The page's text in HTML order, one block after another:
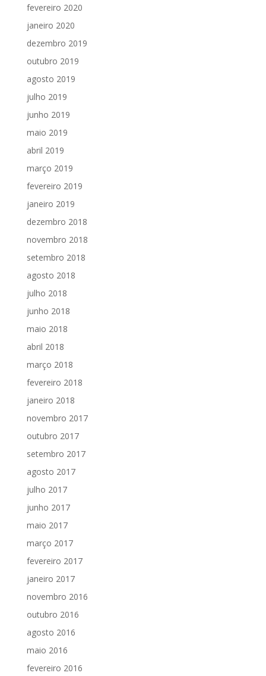
fevereiro 2020
janeiro 2020
dezembro 2019
outubro 2019
agosto 2019
julho 2019
junho 2019
maio 2019
abril 2019
março 2019
fevereiro 2019
janeiro 2019
dezembro 2018
novembro 2018
setembro 2018
agosto 2018
julho 2018
junho 2018
maio 2018
abril 2018
março 2018
fevereiro 2018
janeiro 2018
novembro 2017
outubro 2017
setembro 2017
agosto 2017
julho 2017
junho 2017
maio 2017
março 2017
fevereiro 2017
janeiro 2017
novembro 2016
outubro 2016
agosto 2016
maio 2016
fevereiro 2016